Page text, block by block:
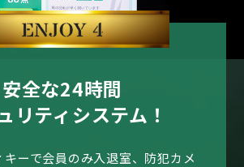
安全な24時間
リティシステム！
キーで会員のみ入退室、防犯カメ